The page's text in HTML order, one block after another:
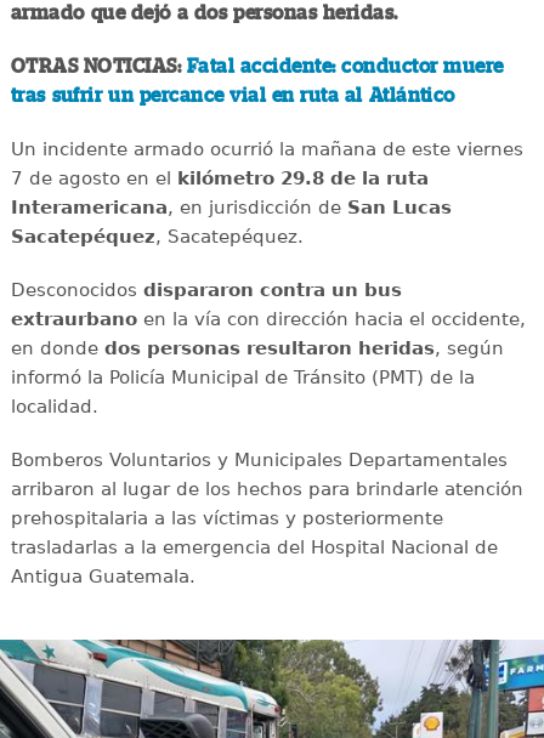
armado que dejó a dos personas heridas.
OTRAS NOTICIAS: Fatal accidente: conductor muere
tras sufrir un percance vial en ruta al Atlántico
Un incidente armado ocurrió la mañana de este viernes
7 de agosto en el kilómetro 29.8 de la ruta
Interamericana, en jurisdicción de San Lucas
Sacatepéquez, Sacatepéquez.
Desconocidos dispararon contra un bus
extraurbanoen la vía con dirección hacia el occidente,
en donde dos personas resultaron heridas, según
informó la Policía Municipal de Tránsito (PMT) de la
localidad.
Bomberos Voluntarios y Municipales Departamentales
arribaron al lugar de los hechos para brindarle atención
prehospitalaria a las víctimas y posteriormente
trasladarlas a la emergencia del Hospital Nacional de
Antigua Guatemala.